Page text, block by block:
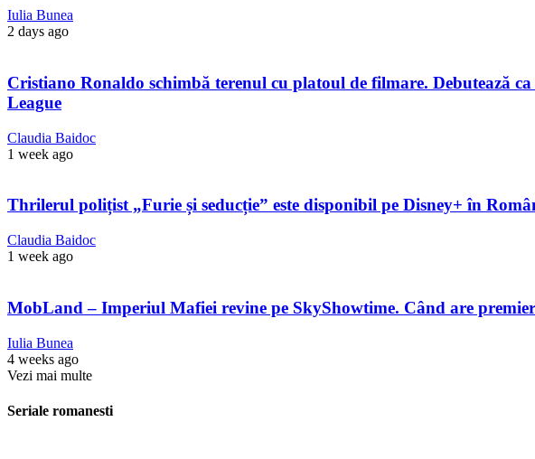
Iulia Bunea
2 days ago
Cristiano Ronaldo schimbă terenul cu platoul de filmare. Debutează
League
Claudia Baidoc
1 week ago
Thrilerul polițist „Furie și seducție” este disponibil pe Disney+ în
Claudia Baidoc
1 week ago
MobLand – Imperiul Mafiei revine pe SkyShowtime. Când are
Iulia Bunea
4 weeks ago
Vezi mai multe
Seriale romanesti